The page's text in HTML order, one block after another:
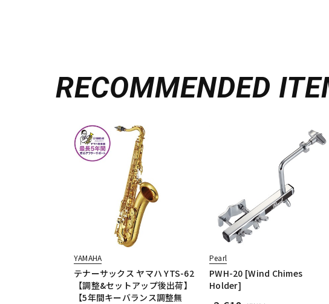
RECOMMENDED
YAMAHA
テナーサックス ヤマハ YTS-62
【調整&セットアップ後出荷】
【5年間キーバランス調整無
Pearl
PWH-20 [Wind Chimes
Holder]